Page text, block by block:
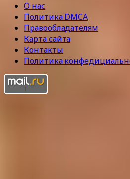
О нас
Политика DMCA
Правообладателям
Карта сайта
Контакты
Политика